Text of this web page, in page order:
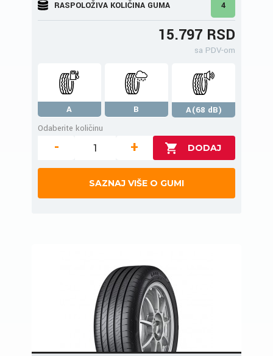
RASPOLOŽIVA KOLIČINA GUMA 4
15.797 RSD
sa PDV-om
A B
A(68 dB)
Odaberite količinu
- +
SAZNAJ VIŠE O GUMI